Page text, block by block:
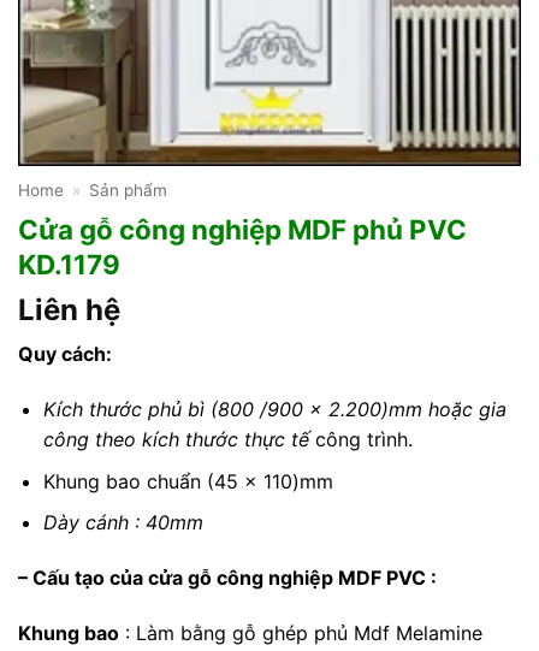
Home » Sản phẩm
Cửa gỗ công nghiệp MDF phủ PVC
KD.1179
Liên hệ
Quy cách:
Kích thước phủ bì (800 /900 x 2.200)mm hoặc gia
công theo kích thước thực tếcông trình.
Khung bao chuẩn (45 x 110)mm
Dày cánh : 40mm
– Cấu tạo của cửa gỗ công nghiệp MDF PVC :
Khung bao : Làm bằng gỗ ghép phủ Mdf Melamine